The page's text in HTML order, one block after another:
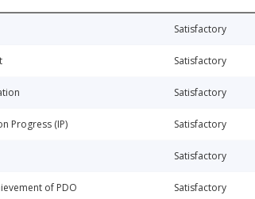
Satisfactory
Satisfactory
Satisfactory
Progress (IP) Satisfactory
Satisfactory
of PDO Satisfactory